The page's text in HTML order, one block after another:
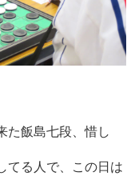
た飯島七段、惜し
てる人で、この日は